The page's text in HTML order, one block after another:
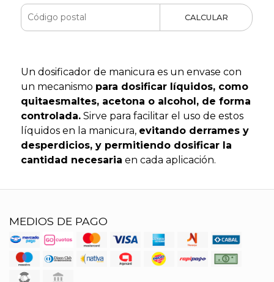
CALCULAR
Un dosificador de manicura es un envase con
un mecanismo para dosificar líquidos, como
quitaesmaltes, acetona o alcohol, de forma
controlada.Sirve para facilitar el uso de estos
líquidos en la manicura, evitando derrames y
desperdicios, y permitiendo dosificar la
cantidad necesaria en cada aplicación.
MEDIOS DE PAGO